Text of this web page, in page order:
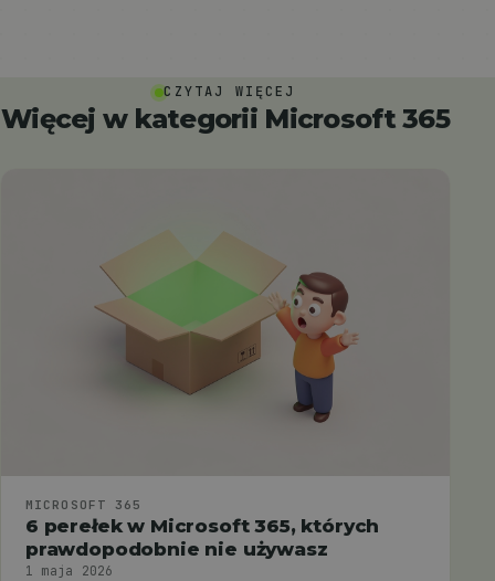
CZYTAJ WIĘCEJ
Więcej w kategorii Microsoft 365
MICROSOFT 365
6 perełek w Microsoft 365, których
prawdopodobnie nie używasz
1 maja 2026